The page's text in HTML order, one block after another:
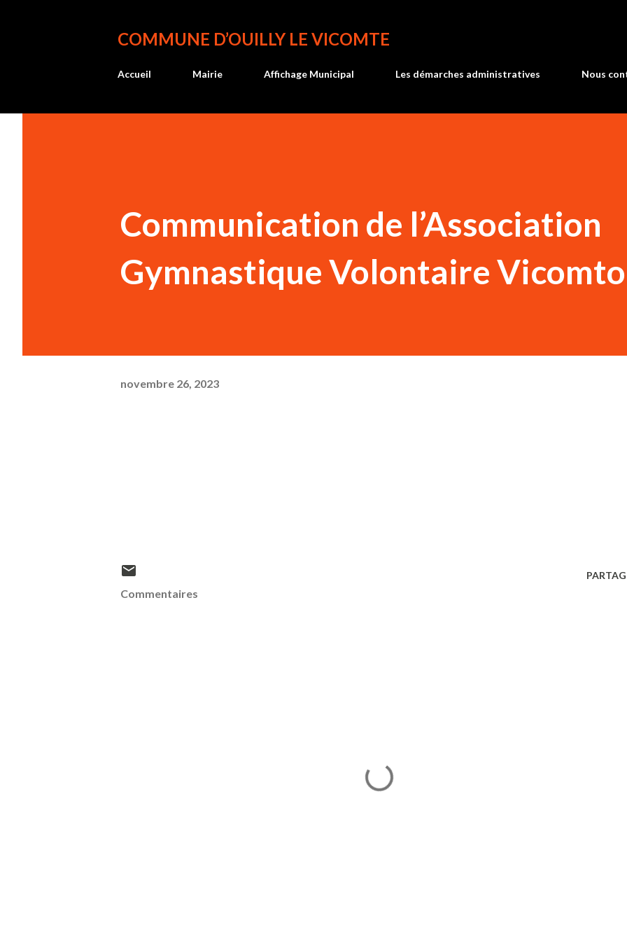
COMMUNE D’OUILLY LE VICOMTE
Accueil Mairie Affichage Municipal Les démarches administratives Nous
Communication de l’Association
Gymnastique Volontaire
novembre 26, 2023
Commentaires